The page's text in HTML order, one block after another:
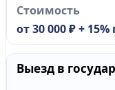
от 30 000 ₽ +
Выезд в